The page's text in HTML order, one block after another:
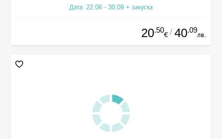
Дата: 22.06 - 30.09 + закуска
20.50
€ / 40.09
лв.